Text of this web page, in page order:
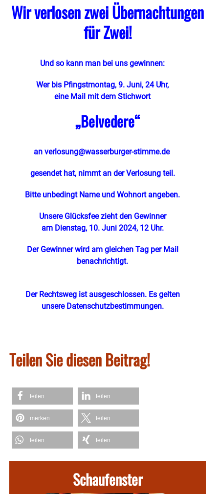
Wir verlosen zwei Übernachtungen
für Zwei!
Und so kann man bei uns gewinnen:
Wer bis Pfingstmontag, 9. Juni, 24 Uhr,
eine Mail mit dem Stichwort
„Belvedere“
an verlosung@wasserburger-stimme.de
gesendet hat, nimmt an der Verlosung teil.
Bitte unbedingt Name und Wohnort angeben.
Unsere Glücksfee zieht den Gewinner
am Dienstag, 10. Juni 2024, 12 Uhr.
Der Gewinner wird am gleichen Tag per Mail
benachrichtigt.
Der Rechtsweg ist ausgeschlossen. Es gelten
unsere Datenschutzbestimmungen.
Teilen Sie diesen Beitrag!
teilen teilen
merken teilen
teilen teilen
Schaufenster